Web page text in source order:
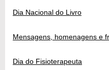
Dia Nacional do Livro
Mensagens, homenagens e
Dia do Fisioterapeuta